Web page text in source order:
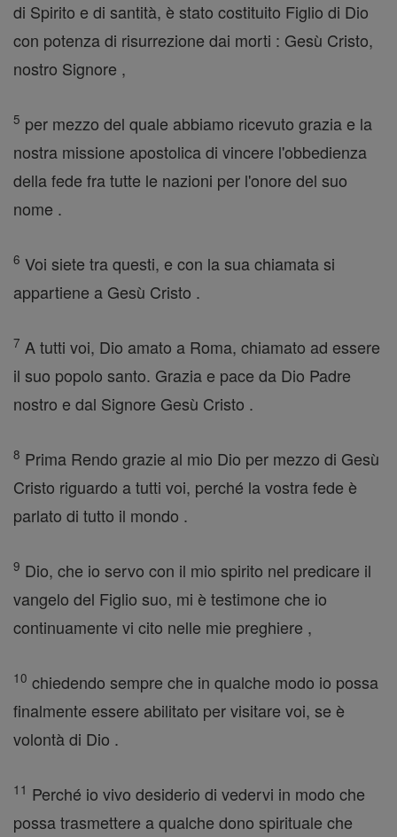
di Spirito e di santità, è stato costituito Figlio di Dio
con potenza di risurrezione dai morti : Gesù Cristo,
nostro Signore ,
5 per mezzo del quale abbiamo ricevuto grazia e la
nostra missione apostolica di vincere l'obbedienza
della fede fra tutte le nazioni per l'onore del suo
nome .
6 Voi siete tra questi, e con la sua chiamata si
appartiene a Gesù Cristo .
7 A tutti voi, Dio amato a Roma, chiamato ad essere
il suo popolo santo. Grazia e pace da Dio Padre
nostro e dal Signore Gesù Cristo .
8 Prima Rendo grazie al mio Dio per mezzo di Gesù
Cristo riguardo a tutti voi, perché la vostra fede è
parlato di tutto il mondo .
9 Dio, che io servo con il mio spirito nel predicare il
vangelo del Figlio suo, mi è testimone che io
continuamente vi cito nelle mie preghiere ,
10 chiedendo sempre che in qualche modo io possa
finalmente essere abilitato per visitare voi, se è
volontà di Dio .
11 Perché io vivo desiderio di vedervi in modo che
possa trasmettere a qualche dono spirituale che